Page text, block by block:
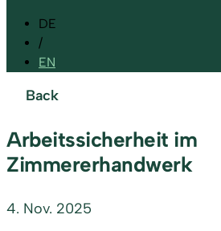
DE
/
EN
Back
Arbeitssicherheit im
Zimmererhandwerk
4. Nov. 2025